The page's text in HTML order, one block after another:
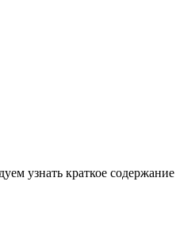
узнать краткое